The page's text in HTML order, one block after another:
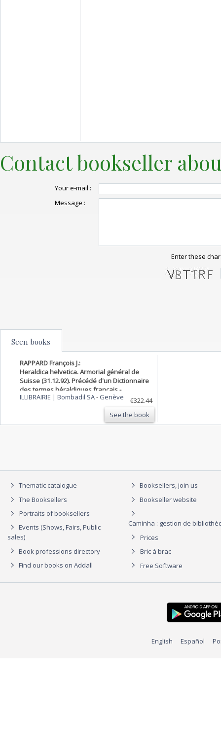
Contact bookseller
Your e-mail :
Message :
Enter these
Seen books
RAPPARD François J.:
Heraldica helvetica. Armorial général de
Suisse (31.12.92). Précédé d'un Dictionnaire
des termes héraldiques français -
allemand - italien - anglais.
ILLIBRAIRIE | Bombadil SA- Genève
€322.44
See the book
Thematic catalogue
The Booksellers
Portraits of booksellers
Events (Shows, Fairs, Public
sales)
Book professions directory
Find our books on Addall
Booksellers, join us
Bookseller website
Caminha : gestion de
Prices
Bric à brac
Free Software
English Español